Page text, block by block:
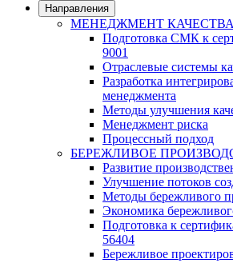
Направления
МЕНЕДЖМЕНТ КАЧЕСТВА
Подготовка СМК к
9001
Отраслевые системы
Разработка
менеджмента
Методы улучшения
Менеджмент риска
Процессный подход
БЕРЕЖЛИВОЕ
Развитие
Улучшение потоков
Методы бережливого
Экономика
Подготовка к
56404
Бережливое